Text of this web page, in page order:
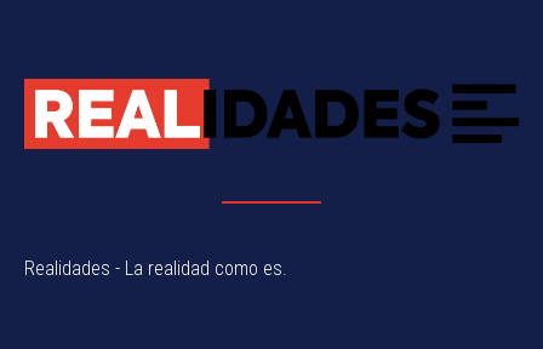
Realidades - La realidad como es.